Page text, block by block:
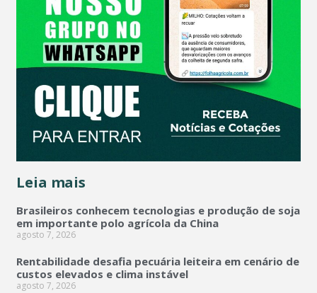
Leia mais
Brasileiros conhecem tecnologias e produção de soja
em importante polo agrícola da China
agosto 7, 2026
Rentabilidade desafia pecuária leiteira em cenário de
custos elevados e clima instável
agosto 7, 2026